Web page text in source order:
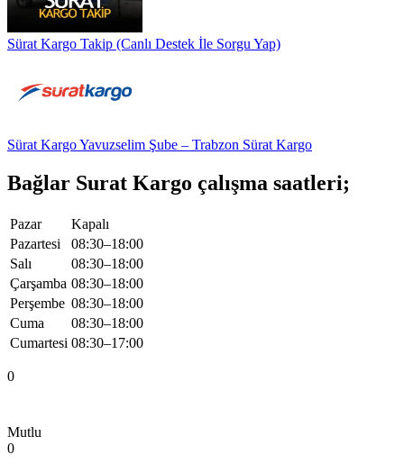
Sürat Kargo Takip (Canlı Destek İle Sorgu Yap)
Sürat Kargo Yavuzselim Şube – Trabzon Sürat Kargo
Bağlar Surat Kargo çalışma saatleri;
Pazar
Kapalı
Pazartesi
08:30–18:00
Salı
08:30–18:00
Çarşamba 08:30–18:00
Perşembe 08:30–18:00
Cuma
08:30–18:00
Cumartesi 08:30–17:00
0
Mutlu
0